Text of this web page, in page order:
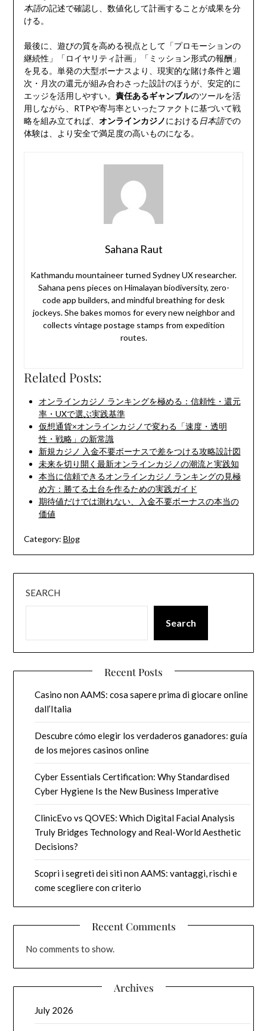
本語の記述で確認し、数値化して計画することが成果を分
ける。
最後に、遊びの質を高める視点として「プロモーションの
継続性」「ロイヤリティ計画」「ミッション形式の報酬」
を見る。単発の大型ボーナスより、現実的な賭け条件と週
次・月次の還元が組み合わさった設計のほうが、安定的に
エッジを活用しやすい。 責任あるギャンブルのツールを活
用しながら、RTPや寄与率といったファクトに基づいて戦
略を組み立てれば、 オンラインカジノにおける日本語での
体験は、より安全で満足度の高いものになる。
Sahana Raut
Kathmandu mountaineer turned Sydney UX researcher.
Sahana pens pieces on Himalayan biodiversity, zero-
code app builders, and mindful breathing for desk
jockeys. She bakes momos for every new neighbor and
collects vintage postage stamps from expedition
routes.
Related Posts:
オンラインカジノ ランキングを極める：信頼性・還元
率・UXで選ぶ実践基準
仮想通貨×オンラインカジノで変わる「速度・透明
性・戦略」の新常識
新規カジノ 入金不要ボーナスで差をつける攻略設計図
未来を切り開く最新オンラインカジノの潮流と実践知
本当に信頼できるオンラインカジノ ランキングの見極
め方：勝てる土台を作るための実践ガイド
期待値だけでは測れない、入金不要ボーナスの本当の
価値
Category: Blog
SEARCH
Search
Recent Posts
Casino non AAMS: cosa sapere prima di giocare online
dall’Italia
Descubre cómo elegir los verdaderos ganadores: guía
de los mejores casinos online
Cyber Essentials Certification: Why Standardised
Cyber Hygiene Is the New Business Imperative
ClinicEvo vs QOVES: Which Digital Facial Analysis
Truly Bridges Technology and Real-World Aesthetic
Decisions?
Scopri i segreti dei siti non AAMS: vantaggi, rischi e
come scegliere con criterio
Recent Comments
No comments to show.
Archives
July 2026